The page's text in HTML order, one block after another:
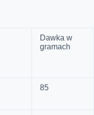
Dawka w
gramach
85